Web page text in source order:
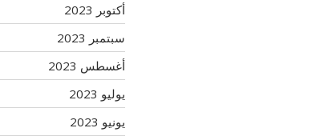
أكتوبر 2023
سبتمبر 2023
أغسطس 2023
يوليو 2023
يونيو 2023